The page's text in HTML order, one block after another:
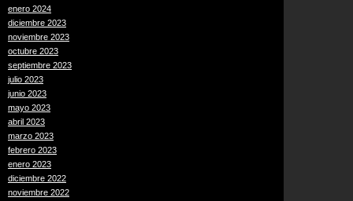
enero 2024
diciembre 2023
noviembre 2023
octubre 2023
septiembre 2023
julio 2023
junio 2023
mayo 2023
abril 2023
marzo 2023
febrero 2023
enero 2023
diciembre 2022
noviembre 2022